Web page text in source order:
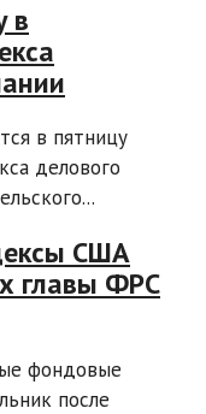
в
в пятницу
делового
США
главы ФРС
фондовые
после